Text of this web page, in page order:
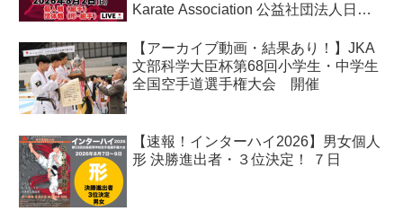
Karate Association 公益社団法人日本
【アーカイブ動画・結果あり！】JKA
文部科学大臣杯第68回小学生・中学生
全国空手道選手権大会 開催
【速報！インターハイ2026】男女個人
形 決勝進出者・３位決定！ ７日